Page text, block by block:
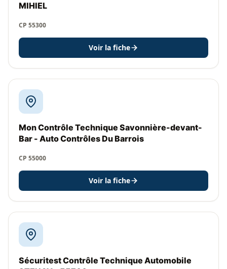
MIHIEL
CP 55300
Voir la fiche
Mon Contrôle Technique Savonnière-devant-
Bar - Auto Contrôles Du Barrois
CP 55000
Voir la fiche
Sécuritest Contrôle Technique Automobile